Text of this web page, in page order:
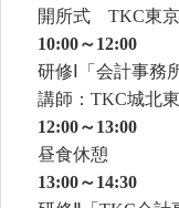
開所式 TKC東
10:00～12:00
研修Ⅰ「会計事務
講師：TKC城北
12:00～13:00
昼食休憩
13:00～14:30